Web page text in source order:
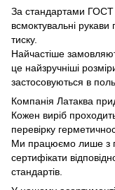
За стандартами ГОСТ
всмоктувальні
тиску.
Найчастіше
це найзручніші
застосовуються в
Компанія Латаква
Кожен виріб
перевірку
Ми працюємо лише з
сертифікати
стандартів.